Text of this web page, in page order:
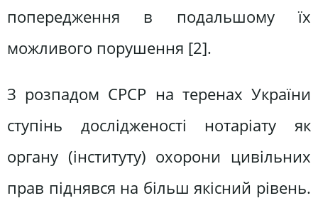
попередження в подальшому їх
можливого порушення [2].
З розпадом СРСР на теренах України
ступінь дослідженості нотаріату як
органу (інституту) охорони цивільних
прав піднявся на більш якісний рівень.